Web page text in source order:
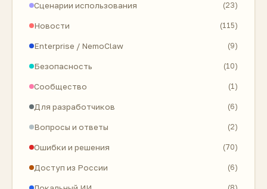
Сценарии использования (23)
Новости (115)
Enterprise / NemoClaw (9)
Безопасность (10)
Сообщество (1)
Для разработчиков (6)
Вопросы и ответы (2)
Ошибки и решения (70)
Доступ из России (6)